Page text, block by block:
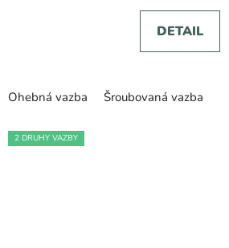
5,0
z
5
DETAIL
Ohebná vazba Šroubovaná vazba
2 DRUHY VAZBY